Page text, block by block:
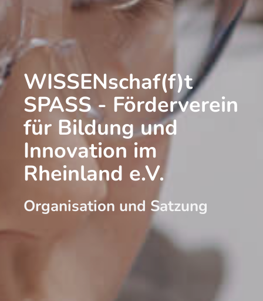
WISSENschaf(f)t
SPASS - Förderverein
für Bildung und
Innovation im
Rheinland e.V.
Organisation und Satzung